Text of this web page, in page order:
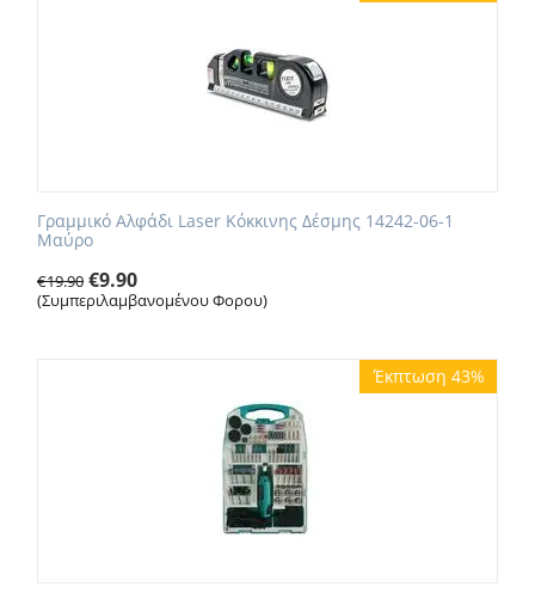
Γραμμικό Αλφάδι Laser Κόκκινης Δέσμης 14242-06-1
Μαύρο
€19.90 €9.90
(Συμπεριλαμβανομένου Φορου)
Έκπτωση 43%